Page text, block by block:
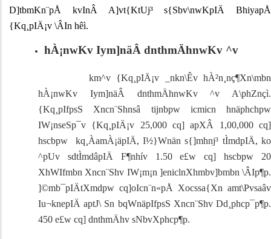
D]tbmKn¨pÅ kvInÂ A]vt{KtUj³ s{Sbv\nwKpIÄ BhiyapÅ
{Kq¸pIÄ¡v \ÂIn hêì.
hÀ¡nwKv Iym]näÂ dnthmÄhnwKv ^­v
km^v {Kq¸pIÄ¡v _nkn\Êv hÀ²n¸nç¶Xn\mbn
hÀ¡nwKv Iym]näÂ dnthmÄhnwKv ^­v A\phZnçì.
{Kq¸pIfpsS Xncn¨Shnsâ tijnbpw icmicn hnäphchpw
IW¡nseSp¯v {Kq¸pIÄ¡v 25,000 cq] apXÂ 1,00,000 cq]
hscbpw kq¸ÀamÀ¡äpIÄ, I½}Wnän s{]mhnj³ tÌmdpIÄ, ko
^pUv sdtÌmdâpIÄ F¶nhív 1.50 e£w cq] hscbpw 20
XhWIfmbn Xncn¨Shv IW¡m¡n ]eniclnXhmbv]bmbn \ÂIp¶p.
]©mb¯pIÄtXmdpw cq]oIcn¨n«pÅ Xocssa{Xn amt\Pvsaâv
Iu¬knepIÄ aptJ\ Sn bqWnäpIfpsS Xncn¨Shv Dd¸phcp¯p¶p.
450 e£w cq] dnthmÄhv sNbvXphcp¶p.